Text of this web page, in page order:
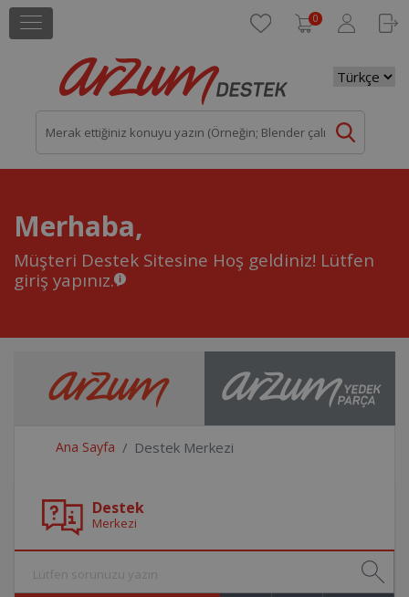
0
Merhaba,
Müşteri Destek Sitesine Hoş geldiniz! Lütfen
giriş yapınız.
Ana Sayfa Destek Merkezi
Destek
Merkezi